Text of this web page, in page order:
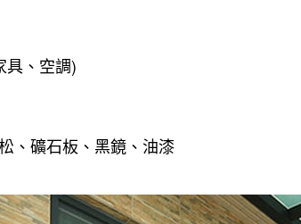
具、空調)
、礦石板、黑鏡、油漆